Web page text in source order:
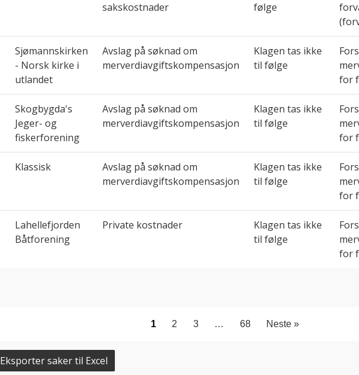
sakskostnader
følge
Sjømannskirken
- Norsk kirke i
utlandet
Avslag på søknad om
merverdiavgiftskompensasjon
Klagen tas ikke
til følge
for
Skogbygda's
Jeger- og
fiskerforening
Avslag på søknad om
merverdiavgiftskompensasjon
Klagen tas ikke
til følge
for
Klassisk
Avslag på søknad om
merverdiavgiftskompensasjon
Klagen tas ikke
til følge
for
Lahellefjorden
Båtforening
Private kostnader
Klagen tas ikke
til følge
for
1 2 3 … 68 Neste »
Eksporter saker til Excel